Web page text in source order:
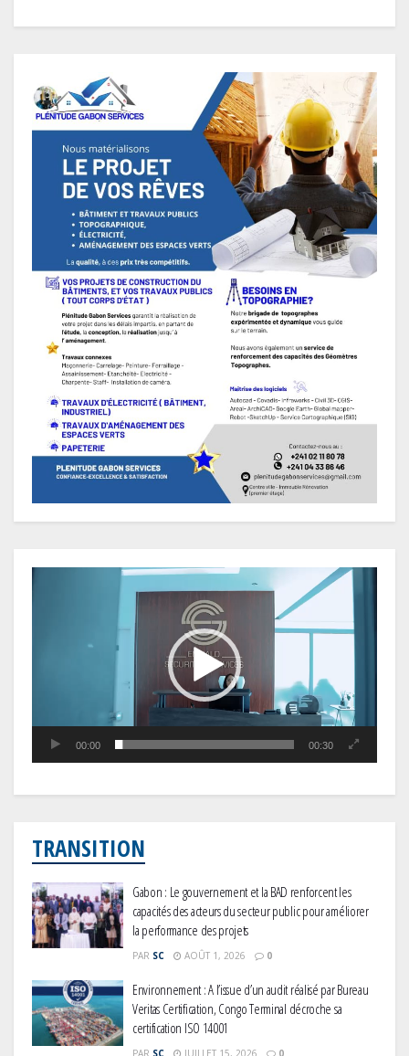
00:00 00:30
TRANSITION
Gabon : Le gouvernement et la BAD renforcent les
capacités des acteurs du secteur public pour améliorer
la performance des projets
PAR SC AOÛT 1, 2026 0
Environnement : A l’issue d’un audit réalisé par Bureau
Veritas Certification, Congo Terminal décroche sa
certification ISO 14001